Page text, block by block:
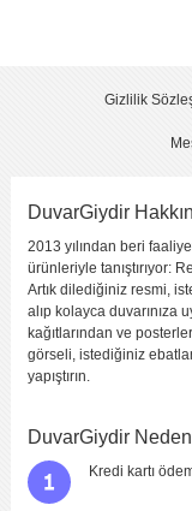
Yorumu Gönder
Gizlilik
DuvarGiydir
2013 yılından beri
ürünleriyle tanıştırıyor:
Artık dilediğiniz resmi,
alıp kolayca
kağıtlarından ve
görseli, istediğiniz
yapıştırın.
DuvarGiydir
Kredi kartı